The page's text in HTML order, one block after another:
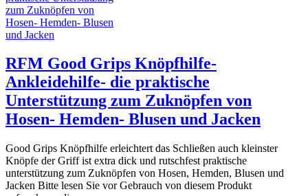
RFM Good Grips Knöpfhilfe-
Ankleidehilfe- die praktische
Unterstützung zum Zuknöpfen von
Hosen- Hemden- Blusen und Jacken
Good Grips Knöpfhilfe erleichtert das Schließen auch kleinster
Knöpfe der Griff ist extra dick und rutschfest praktische
unterstützung zum Zuknöpfen von Hosen, Hemden, Blusen und
Jacken Bitte lesen Sie vor Gebrauch von diesem Produkt